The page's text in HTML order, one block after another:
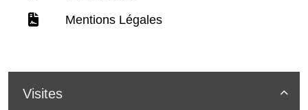
Mentions Légales

Visites